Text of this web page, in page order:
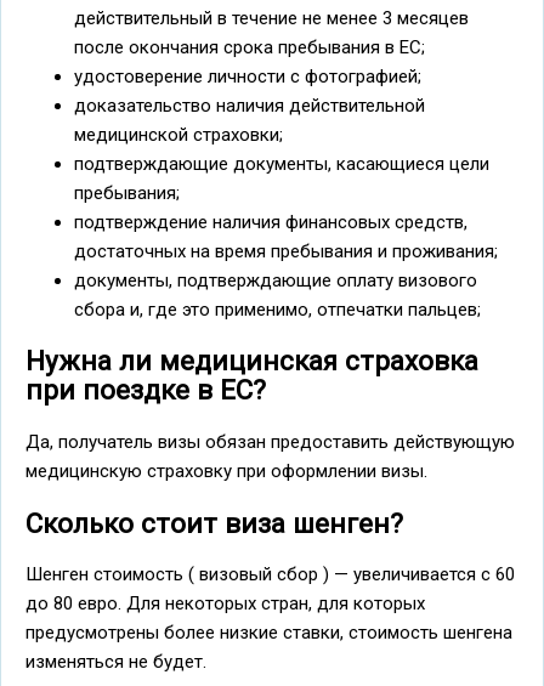
действительный в течение не менее 3 месяцев
после окончания срока пребывания в ЕС;
удостоверение личности с фотографией;
доказательство наличия действительной
медицинской страховки;
подтверждающие документы, касающиеся цели
пребывания;
подтверждение наличия финансовых средств,
достаточных на время пребывания и проживания;
документы, подтверждающие оплату визового
сбора и, где это применимо, отпечатки пальцев;
Нужна ли медицинская страховка
при поездке в ЕС?
Да, получатель визы обязан предоставить действующую
медицинскую страховку при оформлении визы.
Сколько стоит виза шенген?
Шенген стоимость ( визовый сбор ) — увеличивается с 60
до 80 евро. Для некоторых стран, для которых
предусмотрены более низкие ставки, стоимость шенгена
изменяться не будет.